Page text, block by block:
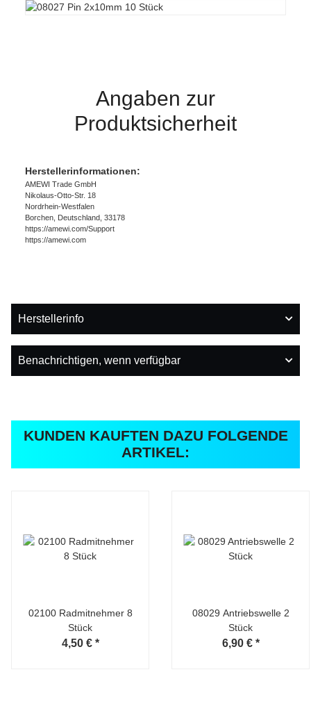
Angaben zur
Produktsicherheit
Herstellerinformationen:
AMEWI Trade GmbH
Nikolaus-Otto-Str. 18
Nordrhein-Westfalen
Borchen, Deutschland, 33178
https://amewi.com/Support
https://amewi.com
Herstellerinfo
Benachrichtigen, wenn verfügbar
KUNDEN KAUFTEN DAZU FOLGENDE
ARTIKEL:
02100 Radmitnehmer 8
Stück
4,50 € *
08029 Antriebswelle 2
Stück
6,90 € *